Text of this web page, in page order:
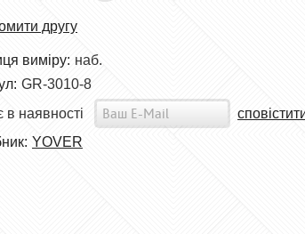
другу
виміру: наб.
GR-3010-8
в наявності
YOVER